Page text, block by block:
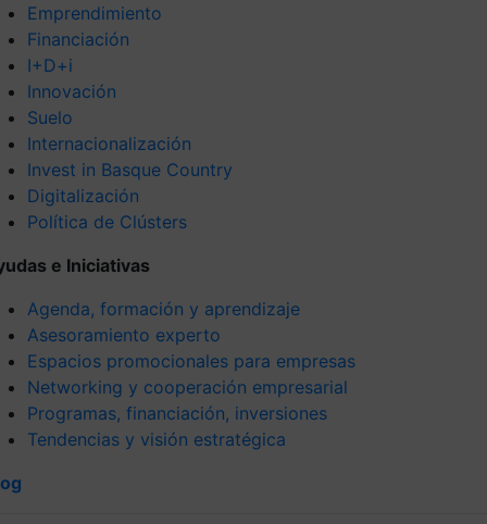
Emprendimiento
Financiación
I+D+i
Innovación
Suelo
Internacionalización
Invest in Basque Country
Digitalización
Política de Clústers
e Iniciativas
Agenda, formación y aprendizaje
Asesoramiento experto
Espacios promocionales para empresas
Networking y cooperación empresarial
Programas, financiación, inversiones
Tendencias y visión estratégica